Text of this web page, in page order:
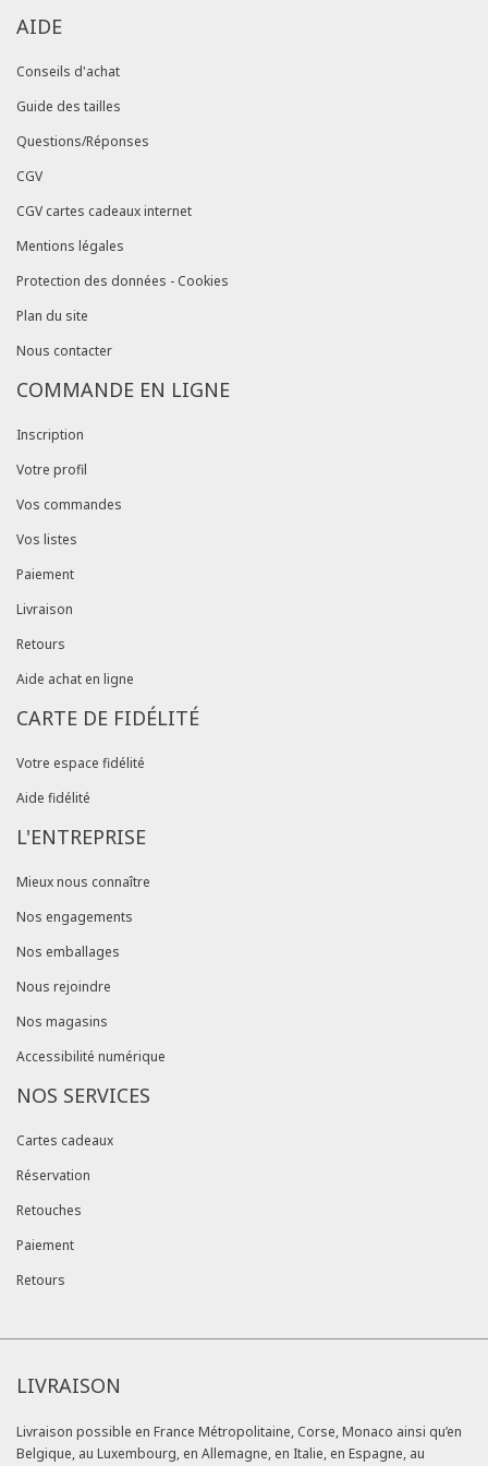
AIDE
Conseils d'achat
Guide des tailles
Questions/Réponses
CGV
CGV cartes cadeaux internet
Mentions légales
Protection des données - Cookies
Plan du site
Nous contacter
COMMANDE EN LIGNE
Inscription
Votre profil
Vos commandes
Vos listes
Paiement
Livraison
Retours
Aide achat en ligne
CARTE DE FIDÉLITÉ
Votre espace fidélité
Aide fidélité
L'ENTREPRISE
Mieux nous connaître
Nos engagements
Nos emballages
Nous rejoindre
Nos magasins
Accessibilité numérique
NOS SERVICES
Cartes cadeaux
Réservation
Retouches
Paiement
Retours
LIVRAISON
Livraison possible en France Métropolitaine, Corse, Monaco ainsi qu’en
Belgique, au Luxembourg, en Allemagne, en Italie, en Espagne, au